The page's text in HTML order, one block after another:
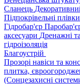
Сланець
Підпокрівельні
Гідробар'єр
аксесуари Дренажні
гідроізоляція
Благоустрій
Прозорі навіси та
плитка,
(Сонцезахисні